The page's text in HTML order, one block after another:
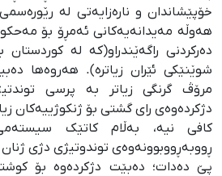
خۆپێشاندان و نارەزایەتی لە
هەوڵە مەیدانەیەکانی ئەمڕۆ بۆ
دەرکردنی راگەێندراو(کە لە
شوێنێکی ئێران زیاترە). هەروەها
مرۆڤ گرنگی زیاتر بە پرسی
دژکردەوەی رای گشتی بۆ ژنکوژییەکان
کافی نیە، بەڵام کاتێک
ڕووبەڕووبوونەوەی توندوتیژی دژی
پێ دەدات؛ دەبێت دژکردەوە بۆ